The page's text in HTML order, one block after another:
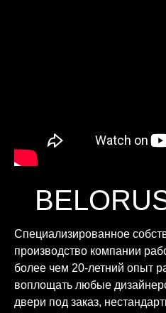
Специализированное
производство компании
более чем 20-летний опыт
воплощать любые
двери под заказ,